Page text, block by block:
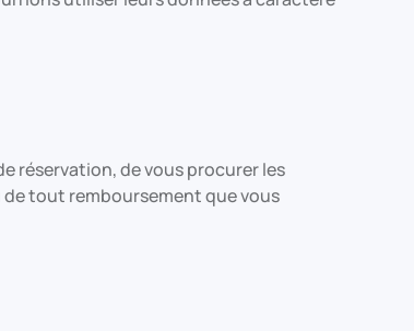
réservation, de vous procurer les
de tout remboursement que vous